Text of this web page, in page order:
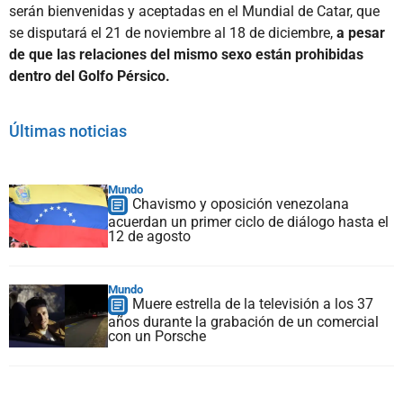
serán bienvenidas y aceptadas en el Mundial de Catar, que
se disputará el 21 de noviembre al 18 de diciembre, a pesar
de que las relaciones del mismo sexo están prohibidas
dentro del Golfo Pérsico.
Últimas noticias
Mundo
Chavismo y oposición venezolana
acuerdan un primer ciclo de diálogo hasta el
12 de agosto
Mundo
Muere estrella de la televisión a los 37
años durante la grabación de un comercial
con un Porsche